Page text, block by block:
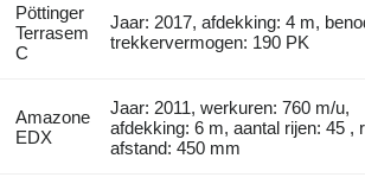
Pöttinger
Terrasem
C
Jaar: 2017, afdekking: 4 m,
trekkervermogen: 190 PK
Amazone
EDX
Jaar: 2011, werkuren: 760 m/u,
afdekking: 6 m, aantal rijen: 45 ,
afstand: 450 mm